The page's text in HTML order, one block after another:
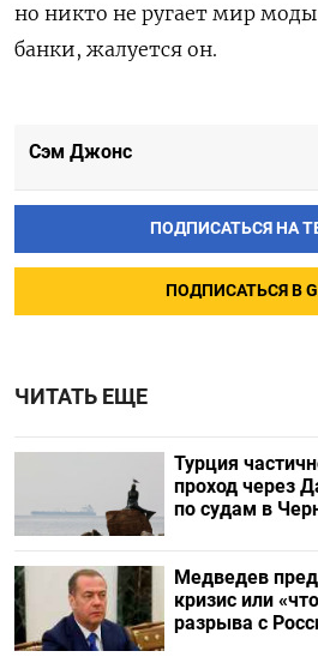
но никто не ругает мир моды
банки, жалуется он.
Сэм Джонс
ПОДПИСАТЬСЯ НА
ПОДПИСАТЬСЯ В
ЧИТАТЬ ЕЩЕ
Турция
проход через
по судам в
Медведев
кризис или
разрыва с